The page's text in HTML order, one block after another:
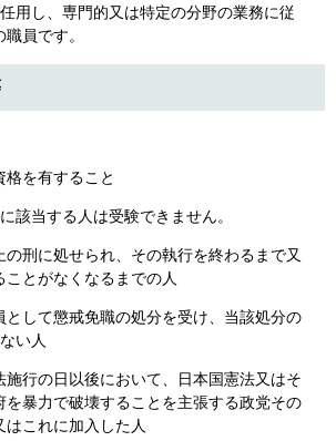
用し、専門的又は特定の分野の業務に従
員です。
を有すること
該当する人は受験できません。
に処せられ、その執行を終わるまで又
とがなくなるまでの人
て懲戒免職の処分を受け、当該処分の
い人
の日以後において、日本国憲法又はそ
を暴力で破壊することを主張する政党その
これに加入した人